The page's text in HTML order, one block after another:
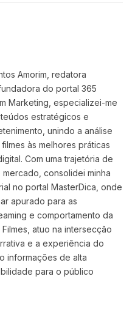
Amorim, redatora
do portal 365
Marketing, especializei-me
estratégicos e
unindo a análise
às melhores práticas
Com uma trajetória de
mercado, consolidei minha
no portal MasterDica, onde
apurado para as
e comportamento da
atuo na intersecção
e a experiência do
informações de alta
para o público